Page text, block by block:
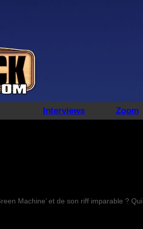
Interviews Zoom
Machine’ et de son riff imparable ?